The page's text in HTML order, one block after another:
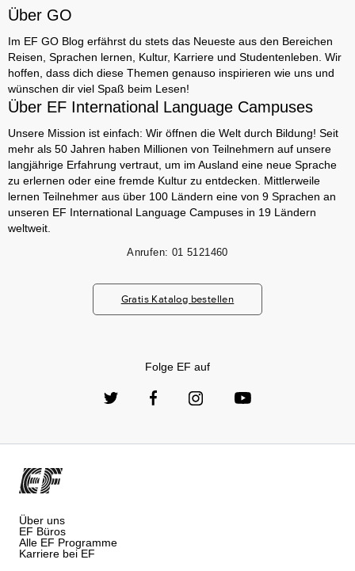
Über GO
Im EF GO Blog erfährst du stets das Neueste aus den Bereichen
Reisen, Sprachen lernen, Kultur, Karriere und Studentenleben. Wir
hoffen, dass dich diese Themen genauso inspirieren wie uns und
wünschen dir viel Spaß beim Lesen!
Über EF International Language Campuses
Unsere Mission ist einfach: Wir öffnen die Welt durch Bildung! Seit
mehr als 50 Jahren haben Millionen von Teilnehmern auf unsere
langjährige Erfahrung vertraut, um im Ausland eine neue Sprache
zu erlernen oder eine fremde Kultur zu entdecken. Mittlerweile
lernen Teilnehmer aus über 100 Ländern eine von 9 Sprachen an
unseren EF International Language Campuses in 19 Ländern
weltweit.
Anrufen: 01 5121460
Gratis Katalog bestellen
Folge EF auf
Über uns
EF Büros
Alle EF Programme
Karriere bei EF